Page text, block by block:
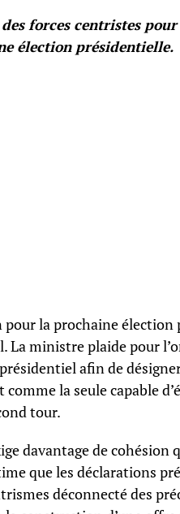
forces centristes
élection présidentielle.
pour la prochaine
La ministre plaide pour
afin de
la seule capable
tour.
davantage de cohésion
que les déclarations
déconnecté des